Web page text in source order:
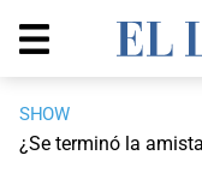
SHOW
¿Se terminó la